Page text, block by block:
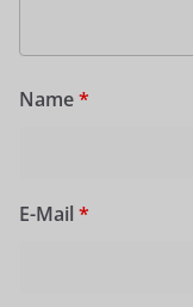
Name*
E-Mail *